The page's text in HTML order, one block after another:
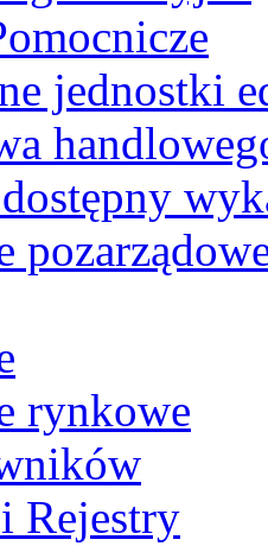
jednostki
rynkowe
Rejestry